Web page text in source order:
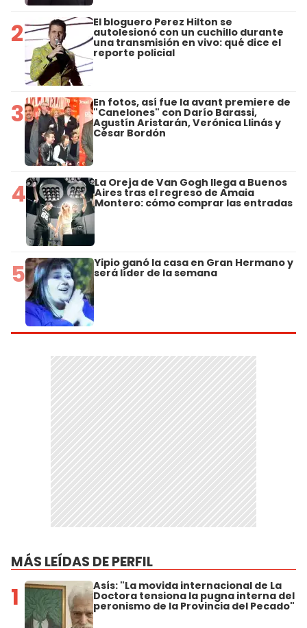
2 El bloguero Perez Hilton se
autolesionó con un cuchillo durante
una transmisión en vivo: qué dice el
reporte policial
3 En fotos, así fue la avant premiere de
"Canelones" con Darío Barassi,
Agustín Aristarán, Verónica Llinás y
César Bordón
4 La Oreja de Van Gogh llega a Buenos
Aires tras el regreso de Amaia
Montero: cómo comprar las entradas
5 Yipio ganó la casa en Gran Hermano y
será líder de la semana
MÁS LEÍDAS DE PERFIL
1 Asís: "La movida internacional de La
Doctora tensiona la pugna interna del
peronismo de la Provincia del Pecado"